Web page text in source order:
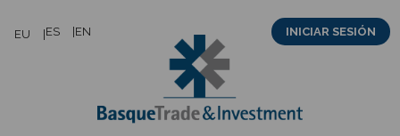
EU ES EN INICIAR SESIÓN